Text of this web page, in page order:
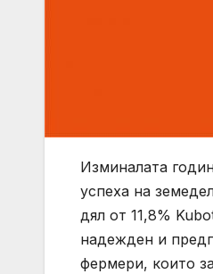
Изминалата
успеха на
дял от 11,8%
надежден и
фермери, които